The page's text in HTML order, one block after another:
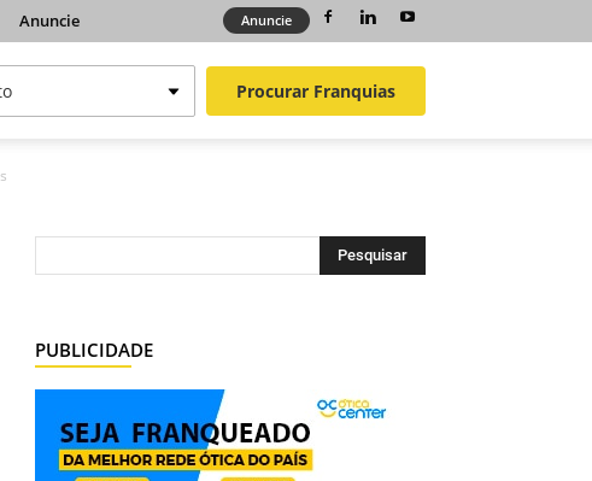
Anuncie Anuncie
Procurar Franquias
PUBLICIDADE